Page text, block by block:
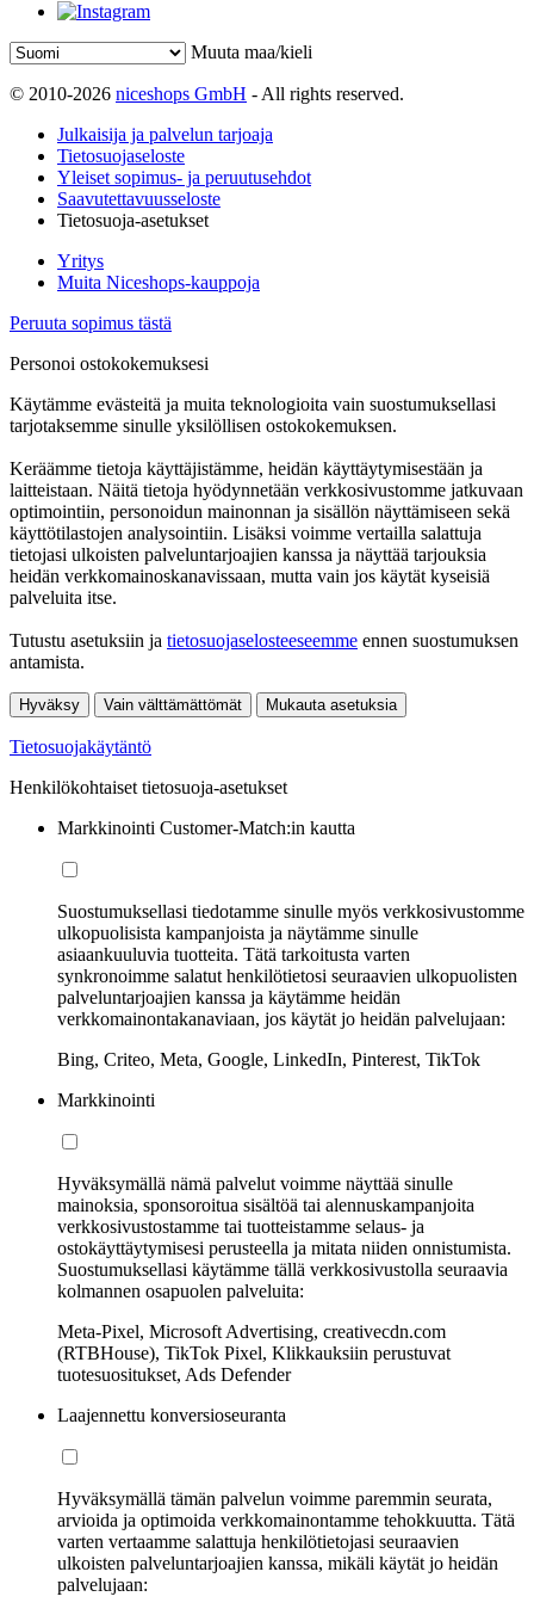
Muuta maa/kieli
© 2010-2026 niceshops GmbH - All rights reserved.
Julkaisija ja palvelun tarjoaja
Tietosuojaseloste
Yleiset sopimus- ja peruutusehdot
Saavutettavuusseloste
Tietosuoja-asetukset
Yritys
Muita Niceshops-kauppoja
Peruuta sopimus tästä
Personoi ostokokemuksesi
Käytämme evästeitä ja muita teknologioita vain suostumuksellasi
tarjotaksemme sinulle yksilöllisen ostokokemuksen.
Keräämme tietoja käyttäjistämme, heidän käyttäytymisestään ja
laitteistaan. Näitä tietoja hyödynnetään verkkosivustomme jatkuvaan
optimointiin, personoidun mainonnan ja sisällön näyttämiseen sekä
käyttötilastojen analysointiin. Lisäksi voimme vertailla salattuja
tietojasi ulkoisten palveluntarjoajien kanssa ja näyttää tarjouksia
heidän verkkomainoskanavissaan, mutta vain jos käytät kyseisiä
palveluita itse.
Tutustu asetuksiin ja tietosuojaselosteeseemme ennen suostumuksen
antamista.
Hyväksy Vain välttämättömät Mukauta asetuksia
Tietosuojakäytäntö
Henkilökohtaiset tietosuoja-asetukset
Markkinointi Customer-Match:in kautta
Suostumuksellasi tiedotamme sinulle myös verkkosivustomme
ulkopuolisista kampanjoista ja näytämme sinulle
asiaankuuluvia tuotteita. Tätä tarkoitusta varten
synkronoimme salatut henkilötietosi seuraavien ulkopuolisten
palveluntarjoajien kanssa ja käytämme heidän
verkkomainontakanaviaan, jos käytät jo heidän palvelujaan:
Bing, Criteo, Meta, Google, LinkedIn, Pinterest, TikTok
Markkinointi
Hyväksymällä nämä palvelut voimme näyttää sinulle
mainoksia, sponsoroitua sisältöä tai alennuskampanjoita
verkkosivustostamme tai tuotteistamme selaus- ja
ostokäyttäytymisesi perusteella ja mitata niiden onnistumista.
Suostumuksellasi käytämme tällä verkkosivustolla seuraavia
kolmannen osapuolen palveluita:
Meta-Pixel, Microsoft Advertising, creativecdn.com
(RTBHouse), TikTok Pixel, Klikkauksiin perustuvat
tuotesuositukset, Ads Defender
Laajennettu konversioseuranta
Hyväksymällä tämän palvelun voimme paremmin seurata,
arvioida ja optimoida verkkomainontamme tehokkuutta. Tätä
varten vertaamme salattuja henkilötietojasi seuraavien
ulkoisten palveluntarjoajien kanssa, mikäli käytät jo heidän
palvelujaan: